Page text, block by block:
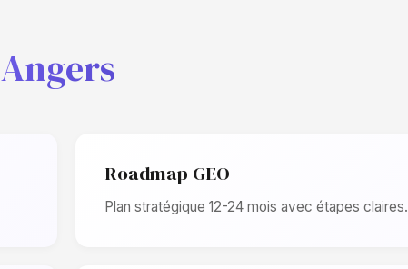
Angers
Roadmap GEO
Plan stratégique 12-24 mois avec étapes claires.